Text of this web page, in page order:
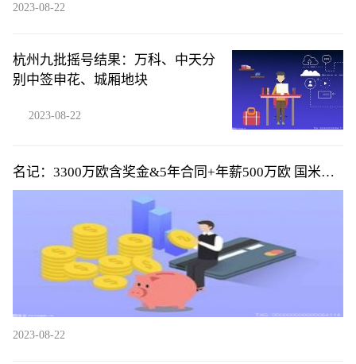
2023-08-22
杭州九批摇号结果：万科、中天分
别中签申花、城厢地块
2023-08-22
名记：3300万欧含奖金&5年合同+年薪500万欧 国米将
签下帕瓦尔
2023-08-22